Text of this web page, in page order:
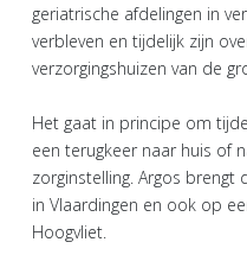
geriatrische afdelingen in
verbleven en tijdelijk zijn
verzorgingshuizen van de
Het gaat in principe om
een terugkeer naar huis of
zorginstelling. Argos
in Vlaardingen en ook op
Hoogvliet.